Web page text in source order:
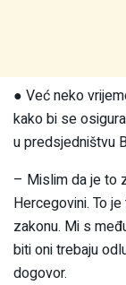
● Već neko
kako bi se
u predsjedništvu
– Mislim da je to
Hercegovini. To
zakonu. Mi s
biti oni trebaju
dogovor.